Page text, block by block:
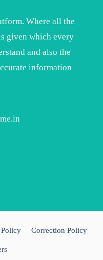
Where all the
given which every
and also the
information
Correction Policy